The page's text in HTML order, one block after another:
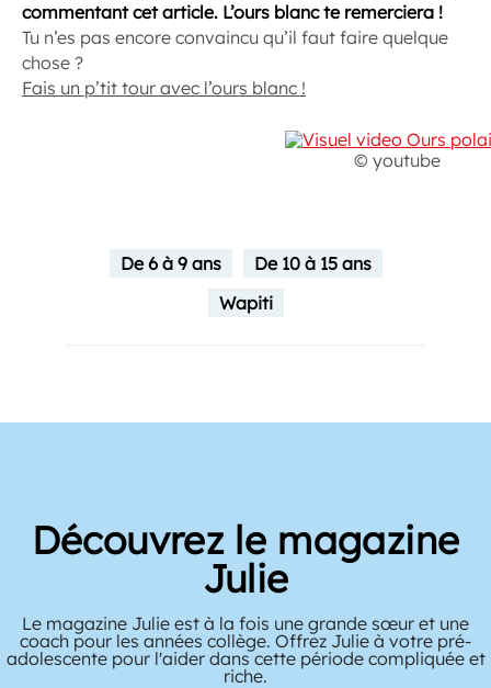
commentant cet article. L’ours blanc te remerciera !
Tu n’es pas encore convaincu qu’il faut faire quelque
chose ?
Fais un p’tit tour avec l’ours blanc !
© youtube
De 6 à 9 ans
De 10 à 15 ans
Wapiti
Découvrez le magazine
Julie
Le magazine Julie est à la fois une grande sœur et une
coach pour les années collège. Offrez Julie à votre pré-
adolescente pour l'aider dans cette période compliquée et
riche.